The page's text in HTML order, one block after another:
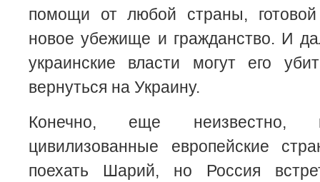
помощи от любой страны, готовой
новое убежище и гражданство. И
украинские власти могут его
вернуться на Украину.
Конечно, еще неизвестно,
цивилизованные европейские
поехать Шарий, но Россия